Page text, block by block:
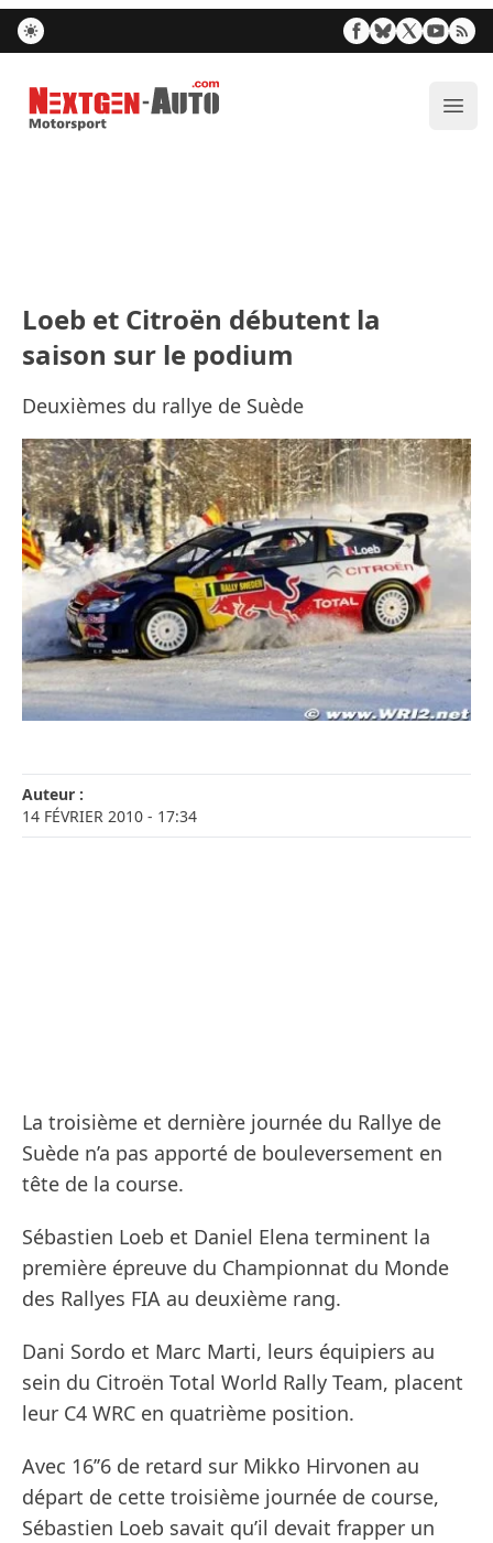
Nextgen-Auto.com
Loeb et Citroën débutent la
saison sur le podium
Deuxièmes du rallye de Suède
Auteur :
14 FÉVRIER 2010 - 17:34
La troisième et dernière journée du Rallye de
Suède n’a pas apporté de bouleversement en
tête de la course.
Sébastien Loeb et Daniel Elena terminent la
première épreuve du Championnat du Monde
des Rallyes FIA au deuxième rang.
Dani Sordo et Marc Marti, leurs équipiers au
sein du Citroën Total World Rally Team, placent
leur C4 WRC en quatrième position.
Avec 16’’6 de retard sur Mikko Hirvonen au
départ de cette troisième journée de course,
Sébastien Loeb savait qu’il devait frapper un